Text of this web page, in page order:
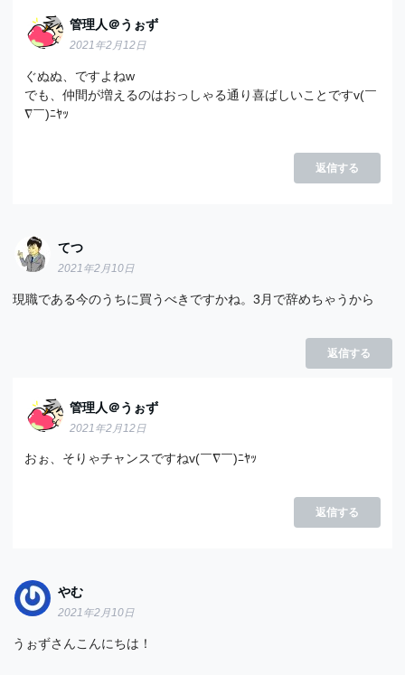
管理人＠うぉず
2021年2月12日
ぐぬぬ、ですよねw
でも、仲間が増えるのはおっしゃる通り喜ばしいことですv(￣
∇￣)ﾆﾔｯ
返信する
てつ
2021年2月10日
現職である今のうちに買うべきですかね。3月で辞めちゃうから
返信する
管理人＠うぉず
2021年2月12日
おぉ、そりゃチャンスですねv(￣∇￣)ﾆﾔｯ
返信する
やむ
2021年2月10日
うぉずさんこんにちは！